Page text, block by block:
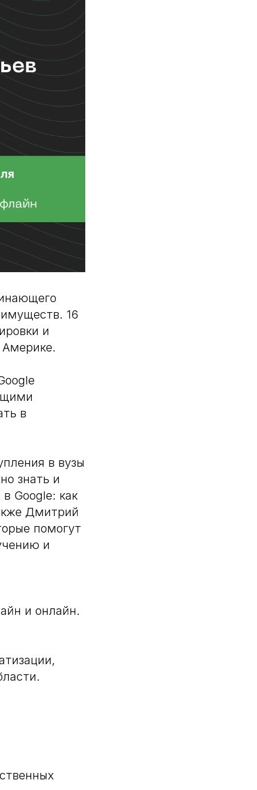
16
и
Америке.
в
в вузы
знать и
Google: как
Дмитрий
помогут
и
и онлайн.